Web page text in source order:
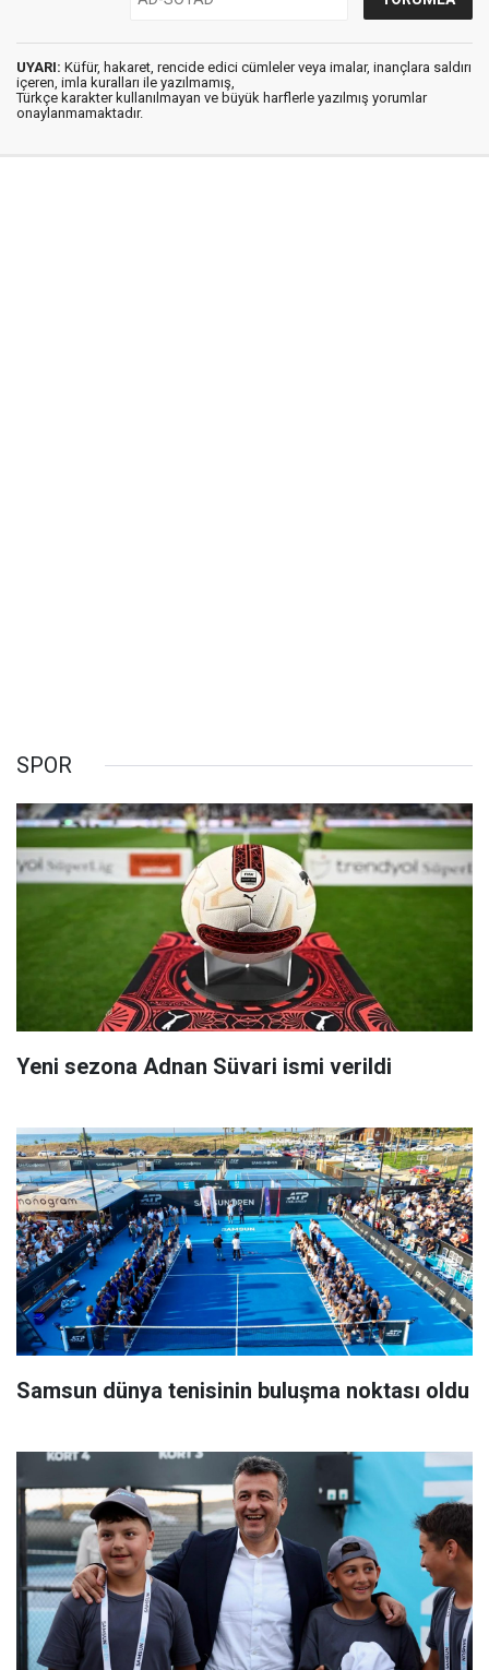
UYARI: Küfür, hakaret, rencide edici cümleler veya imalar, inançlara saldırı
içeren, imla kuralları ile yazılmamış,
Türkçe karakter kullanılmayan ve büyük harflerle yazılmış yorumlar
onaylanmamaktadır.
SPOR
Yeni sezona Adnan Süvari ismi verildi
Samsun dünya tenisinin buluşma noktası oldu